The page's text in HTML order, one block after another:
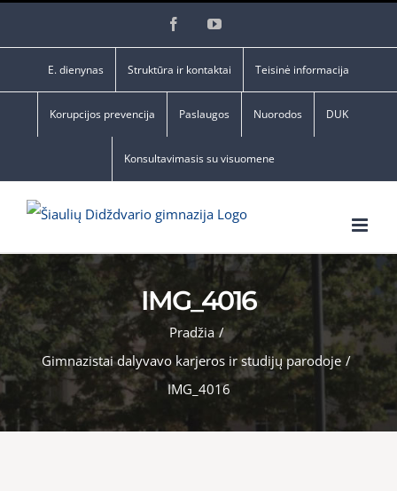
FacebookYouTube
E. dienynas Struktūra ir kontaktai Teisinė informacija
Korupcijos prevencija Paslaugos Nuorodos DUK
Konsultavimasis su visuomene
IMG_4016
Pradžia /
Gimnazistai dalyvavo karjeros ir studijų parodoje /
IMG_4016